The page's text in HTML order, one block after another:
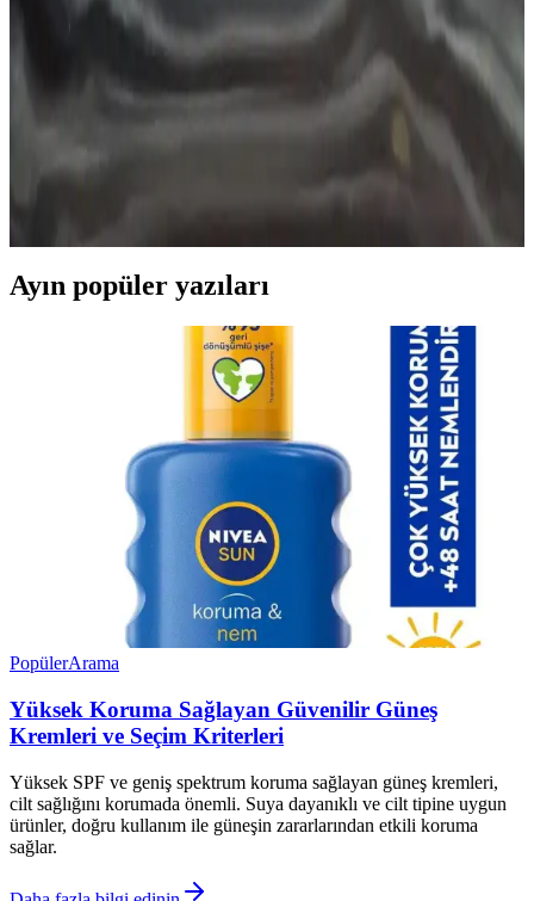
Gözlükler, estetik ve fonksiyonelliğin birleşimi olarak, gençler ve
moda tutkunları arasında popüler hale geliyor. Güncel trendler ve
seçim ipuçlarıyla kendinize uygun kız gözlüklerini bulun.
Kadınlar İçin Ray-Ban Güneş Gözlükleri Modelleri
ve Stil İpuçları
Ray-Ban kadın güneş gözlükleri, şık tasarımları ve yüksek UV
Ayın popüler yazıları
PopülerArama
Yüksek Koruma Sağlayan Güvenilir Güneş
Kremleri ve Seçim Kriterleri
Yüksek SPF ve geniş spektrum koruma sağlayan güneş kremleri,
cilt sağlığını korumada önemli. Suya dayanıklı ve cilt tipine uygun
ürünler, doğru kullanım ile güneşin zararlarından etkili koruma
sağlar.